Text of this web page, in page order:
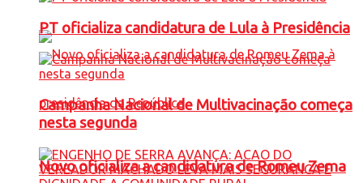
Novo oficializa a candidatura de Romeu Zema
PT oficializa candidatura de Lula à Presidência
Campanha Nacional de Multivacinação começa
nesta segunda